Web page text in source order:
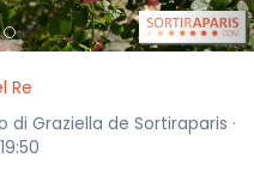
Re
di Graziella de Sortiraparis ·